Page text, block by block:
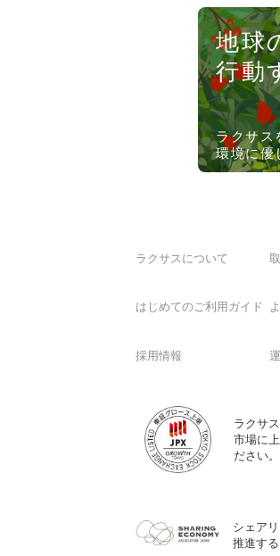
地球
行動
ラクサス
環境に優
ラクサスについて
はじめてのご利用ガイド
採用情報
ラクサ
市場に
ださい。
シェア
推進す